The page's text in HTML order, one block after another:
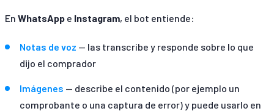
En WhatsApp e Instagram, el bot entiende:
Notas de voz — las transcribe y responde sobre lo que
dijo el comprador
Imágenes — describe el contenido (por ejemplo un
comprobante o una captura de error) y puede usarlo en